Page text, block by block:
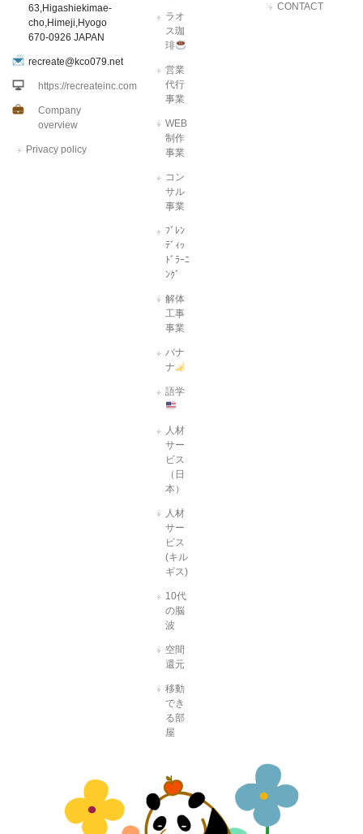
63,Higashiekimae-
cho,Himeji,Hyogo
670-0926 JAPAN
recreate@kco079.net
https://recreateinc.com
Company
overview
Privacy policy
ラオ
ス珈
琲
営業
代行
事業
WEB
制作
事業
コン
サル
事業
ﾌﾞﾚﾝ
ﾃﾞｨｯ
ﾄﾞﾗｰﾆ
ﾝｸﾞ
解体
工事
事業
バナ
ナ
語学
人材
サー
ビス
（日
本）
人材
サー
ビス
(キル
ギス)
10代
の脳
波
空間
還元
移動
でき
る部
屋
CONTACT